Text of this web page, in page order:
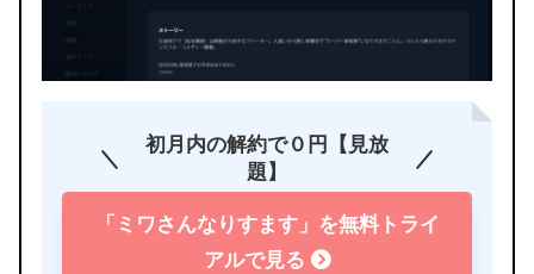
初月内の解約で０円【見放
題】
「ミワさんなりすます」を無料トライ
アルで見る